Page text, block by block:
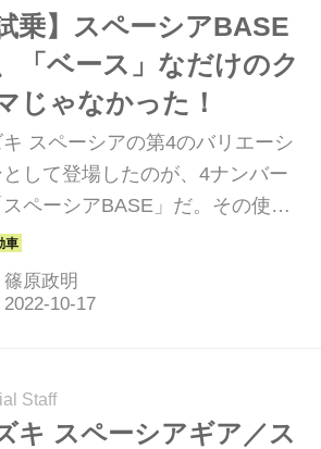
乗】スペーシアBASE
「ベース」なだけのク
じゃなかった！
スペーシアの第4のバリエーシ
として登場したのが、4ナンバー
ペーシアBASE」だ。その使い
試すべく、高速道路での移動も
て試乗してみることにした。
篠原政明
Staff
キ スペーシアギア／ス